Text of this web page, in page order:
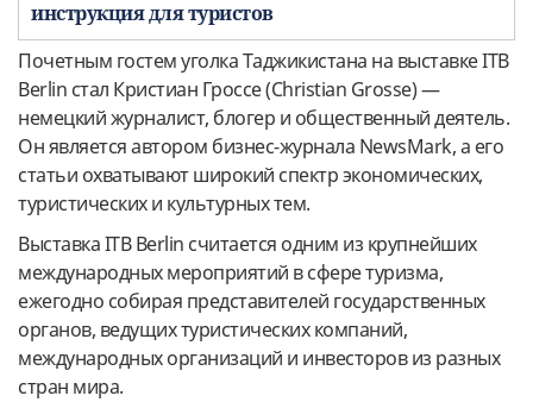
инструкция для туристов
Почетным гостем уголка Таджикистана на выставке ITB
Berlin стал Кристиан Гроссе (Christian Grosse) —
немецкий журналист, блогер и общественный деятель.
Он является автором бизнес-журнала NewsMark, а его
статьи охватывают широкий спектр экономических,
туристических и культурных тем.
Выставка ITB Berlin считается одним из крупнейших
международных мероприятий в сфере туризма,
ежегодно собирая представителей государственных
органов, ведущих туристических компаний,
международных организаций и инвесторов из разных
стран мира.